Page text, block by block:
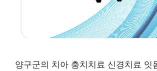
양구군의 치아 충치치료 신경치료 잇